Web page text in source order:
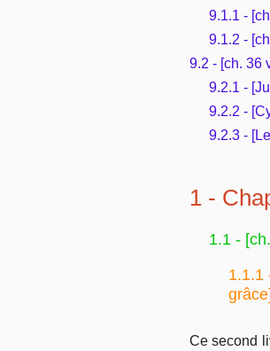
9.1.1 -
9.1.2 -
9.2 - [ch. 36
9.2.1 -
9.2.2 -
9.2.3 -
1 -
1.1 - [
1.1.1
grâce]
Ce second